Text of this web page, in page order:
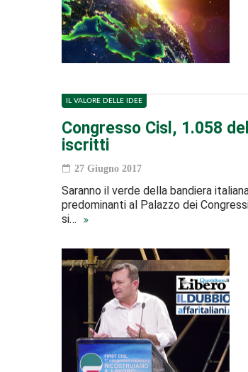
IL VALORE DELLE IDEE
Congresso Cisl, 1.058
iscritti
27 Giugno 2017
Saranno il verde della bandiera
predominanti al Palazzo dei
si…